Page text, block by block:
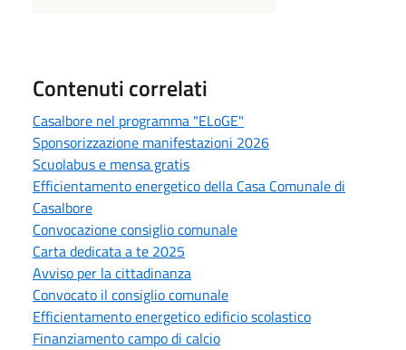
Contenuti correlati
Casalbore nel programma "ELoGE"
Sponsorizzazione manifestazioni 2026
Scuolabus e mensa gratis
Efficientamento energetico della Casa Comunale di
Casalbore
Convocazione consiglio comunale
Carta dedicata a te 2025
Avviso per la cittadinanza
Convocato il consiglio comunale
Efficientamento energetico edificio scolastico
Finanziamento campo di calcio